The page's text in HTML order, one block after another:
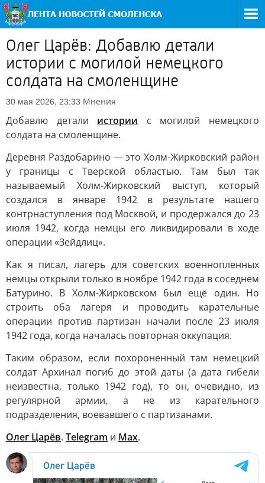
Олег Царёв: Добавлю детали
истории с могилой немецкого
солдата на смоленщине
30 мая 2026, 23:33 Мнения
Добавлю детали истории с могилой немецкого
солдата на смоленщине.
Деревня Раздобарино — это Холм-Жирковский район
у границы с Тверской областью. Там был так
называемый Холм-Жирковский выступ, который
создался в январе 1942 в результате нашего
контрнаступления под Москвой, и продержался до 23
июля 1942, когда немцы его ликвидировали в ходе
операции «Зейдлиц».
Как я писал, лагерь для советских военнопленных
немцы открыли только в ноябре 1942 года в соседнем
Батурино. В Холм-Жирковском был ещё один. Но
строить оба лагеря и проводить карательные
операции против партизан начали после 23 июля
1942 года, когда началась повторная оккупация.
Таким образом, если похороненный там немецкий
солдат Архинал погиб до этой даты (а дата гибели
неизвестна, только 1942 год), то он, очевидно, из
регулярной армии, а не из карательного
подразделения, воевавшего с партизанами.
Олег Царёв. Telegram и Max.